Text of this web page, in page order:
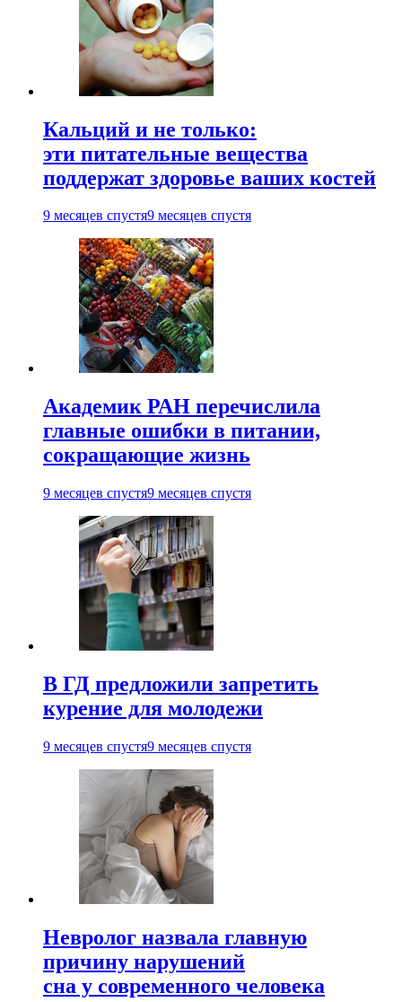
Кальций и не только:
эти питательные вещества
поддержат здоровье ваших костей
9 месяцев спустя9 месяцев спустя
Академик РАН перечислила
главные ошибки в питании,
сокращающие жизнь
9 месяцев спустя9 месяцев спустя
В ГД предложили запретить
курение для молодежи
9 месяцев спустя9 месяцев спустя
Невролог назвала главную
причину нарушений
сна у современного человека